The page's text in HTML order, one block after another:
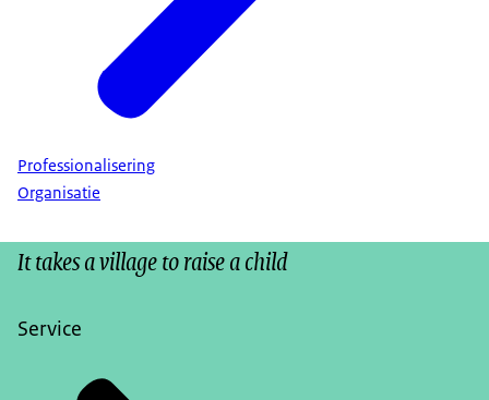
Professionalisering
Organisatie
It takes a village to raise a child
Service